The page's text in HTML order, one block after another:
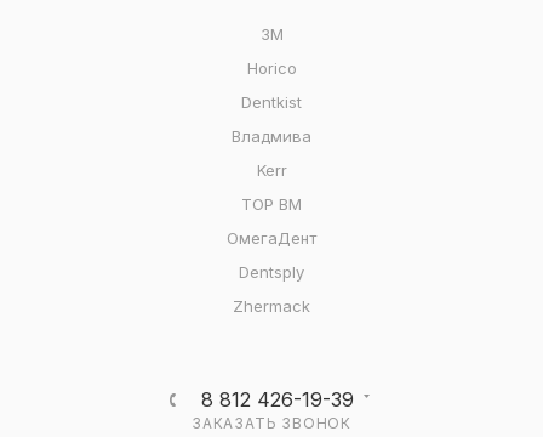
3M
Horico
Dentkist
Владмива
Kerr
ТОР ВМ
ОмегаДент
Dentsply
Zhermack
8 812 426-19-39
ЗАКАЗАТЬ ЗВОНОК